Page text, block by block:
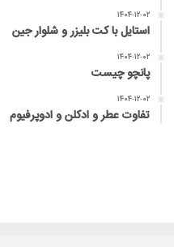
۱۴۰۴-۱۲-۰۲
استایل با کت بلیزر و شلوار جین
۱۴۰۴-۱۲-۰۲
پانچو چیست
۱۴۰۴-۱۲-۰۲
تفاوت عطر و ادکلن و ادوپرفیوم